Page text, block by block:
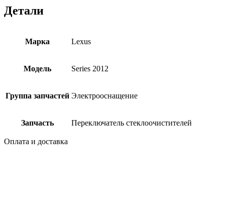
Детали
Марка Lexus
Модель Series 2012
Группа запчастей Электрооснащение
Запчасть Переключатель стеклоочистителей
Оплата и доставка